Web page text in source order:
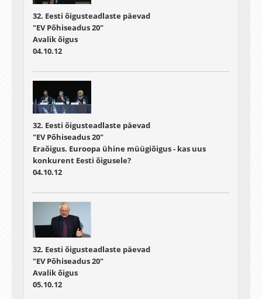
32. Eesti õigusteadlaste päevad
"EV Põhiseadus 20"
Avalik õigus
04.10.12
32. Eesti õigusteadlaste päevad
"EV Põhiseadus 20"
Eraõigus. Euroopa ühine müügiõigus - kas uus
konkurent Eesti õigusele?
04.10.12
32. Eesti õigusteadlaste päevad
"EV Põhiseadus 20"
Avalik õigus
05.10.12